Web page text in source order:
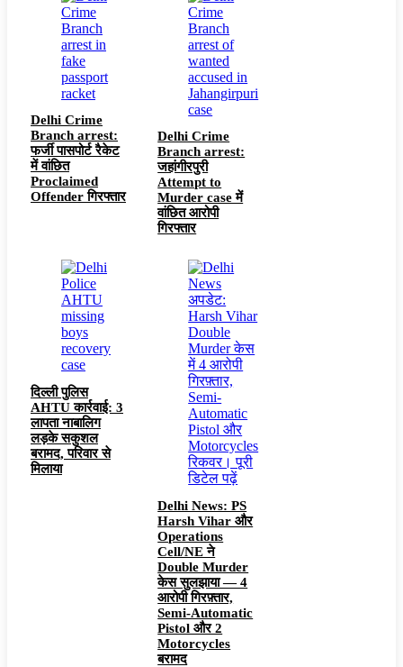
Delhi Crime
Branch arrest:
फर्जी पासपोर्ट रैकेट
में वांछित
Proclaimed
Offender गिरफ्तार
Delhi Crime
Branch arrest:
जहांगीरपुरी
Attempt to
Murder case में
वांछित आरोपी
गिरफ्तार
दिल्ली पुलिस
AHTU कार्रवाई: 3
लापता नाबालिग
लड़के सकुशल
बरामद, परिवार से
मिलाया
Delhi News: PS
Harsh Vihar और
Operations
Cell/NE ने
Double Murder
केस सुलझाया — 4
आरोपी गिरफ़्तार,
Semi-Automatic
Pistol और 2
Motorcycles
बरामद